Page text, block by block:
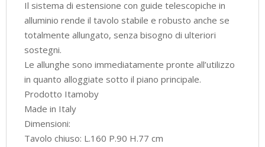
Il sistema di estensione con guide telescopiche in
alluminio rende il tavolo stabile e robusto anche se
totalmente allungato, senza bisogno di ulteriori
sostegni.
Le allunghe sono immediatamente pronte all’utilizzo
in quanto alloggiate sotto il piano principale.
Prodotto Itamoby
Made in Italy
Dimensioni:
Tavolo chiuso: L.160 P.90 H.77 cm